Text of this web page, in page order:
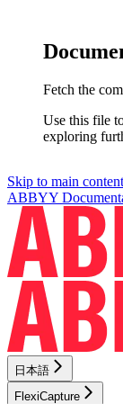
Fetch the
Use this file
exploring
Skip to main content
ABBYY
日本語
FlexiCapture